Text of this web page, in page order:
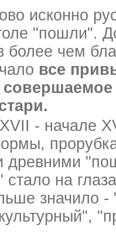
исконно
"пошли".
более чем
все
- начале
древними
на
значило -